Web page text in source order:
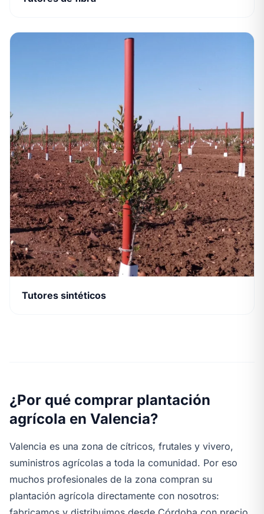
Tutores sintéticos
¿Por qué comprar plantación
agrícola en Valencia?
Valencia es una zona de cítricos, frutales y vivero,
suministros agrícolas a toda la comunidad. Por eso
muchos profesionales de la zona compran su
plantación agrícola directamente con nosotros: